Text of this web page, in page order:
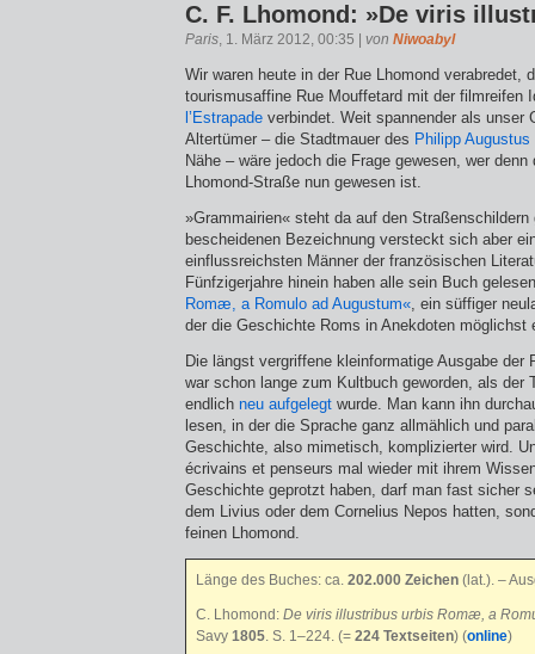
C. F. Lhomond: »De viris
Paris, 1. März 2012, 00:35 | von Niwoabyl
Wir waren heute in der Rue Lhomond verabredet,
tourismusaffine Rue Mouffetard mit der filmreifen
l’Estrapade verbindet. Weit spannender als unser
Altertümer – die Stadtmauer des Philipp Augustus
Nähe – wäre jedoch die Frage gewesen, wer denn
Lhomond-Straße nun gewesen ist.
»Grammairien« steht da auf den Straßenschildern
bescheidenen Bezeichnung versteckt sich aber
einflussreichsten Männer der französischen
Fünfzigerjahre hinein haben alle sein Buch
Romæ, a Romulo ad Augustum«, ein süffiger
der die Geschichte Roms in Anekdoten möglichst
Die längst vergriffene kleinformatige Ausgabe der
war schon lange zum Kultbuch geworden, als der
endlich neu aufgelegt wurde. Man kann ihn
lesen, in der die Sprache ganz allmählich und
Geschichte, also mimetisch, komplizierter wird.
écrivains et penseurs mal wieder mit ihrem
Geschichte geprotzt haben, darf man fast sicher
dem Livius oder dem Cornelius Nepos hatten,
feinen Lhomond.
Länge des Buches: ca. 202.000 Zeichen (lat.). –
C. Lhomond: De viris illustribus urbis Romæ, a
Savy 1805 . S. 1–224. (= 224 Textseiten) (online)